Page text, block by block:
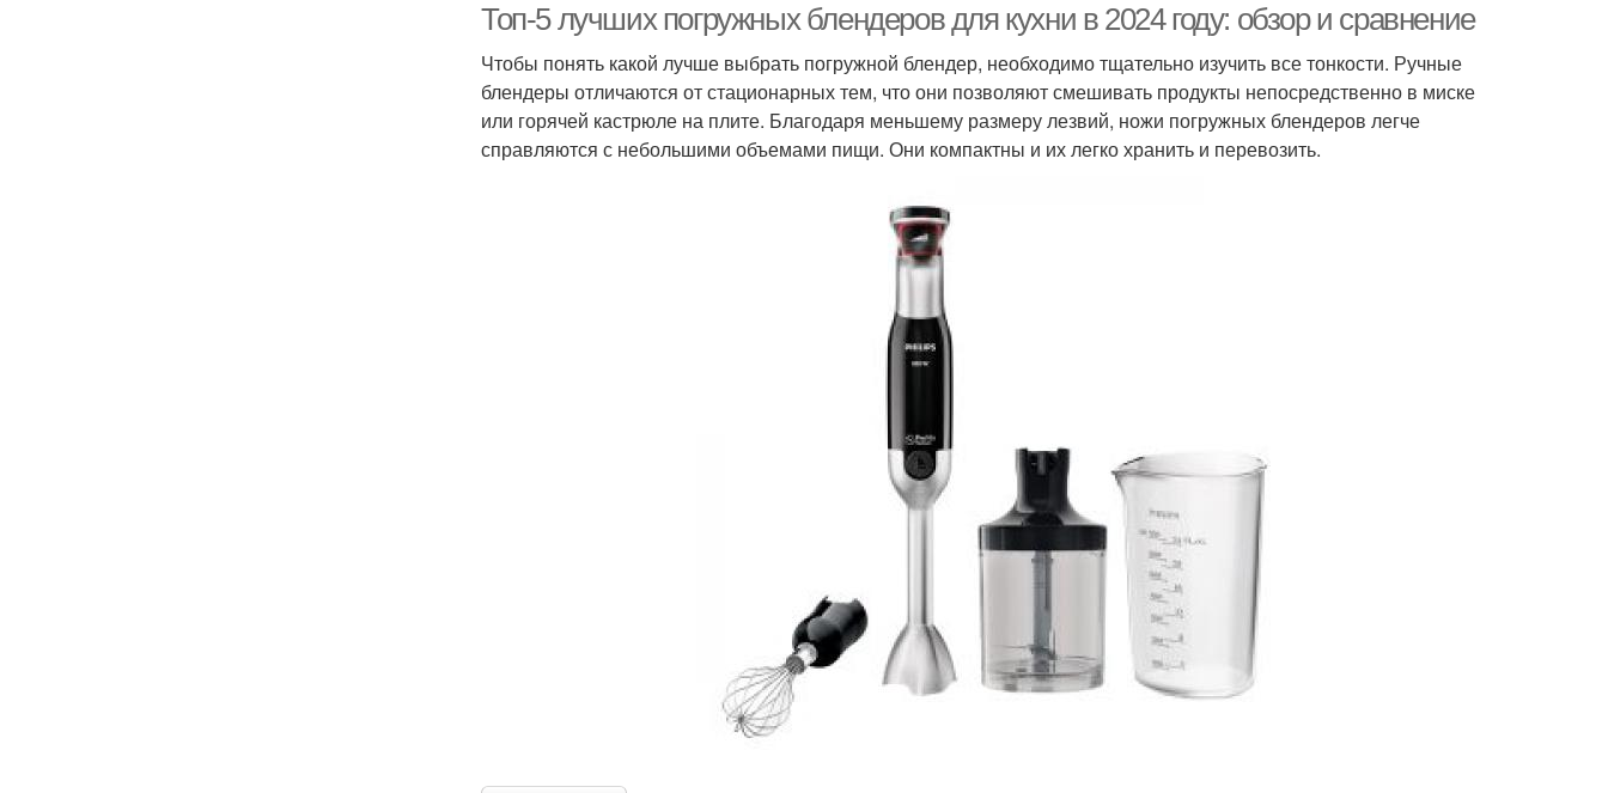
Топ-5 лучших погружных блендеров для кухни в 2024 году: обзор и сравнение
Чтобы понять какой лучше выбрать погружной блендер, необходимо тщательно изучить все тонкости. Ручные
блендеры отличаются от стационарных тем, что они позволяют смешивать продукты непосредственно в миске
или горячей кастрюле на плите. Благодаря меньшему размеру лезвий, ножи погружных блендеров легче
справляются с небольшими объемами пищи. Они компактны и их легко хранить и перевозить.